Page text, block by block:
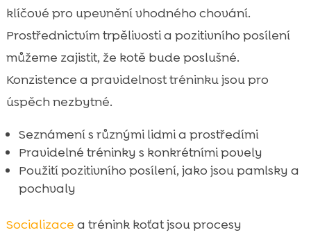
klíčové pro upevnění vhodného chování.
Prostřednictvím trpělivosti a pozitivního posílení
můžeme zajistit, že kotě bude poslušné.
Konzistence a pravidelnost tréninku jsou pro
úspěch nezbytné.
Seznámení s různými lidmi a prostředími
Pravidelné tréninky s konkrétními povely
Použití pozitivního posílení, jako jsou pamlsky a
pochvaly
Socializace a trénink koťat jsou procesy